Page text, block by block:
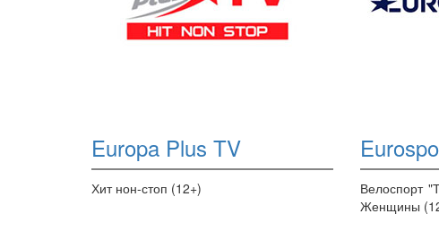
Europa Plus TV
Хит нон-стоп (12+)
Велоспорт
Женщины